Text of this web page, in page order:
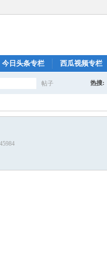
今日头条专栏 西瓜视频专栏
帖子 热搜: